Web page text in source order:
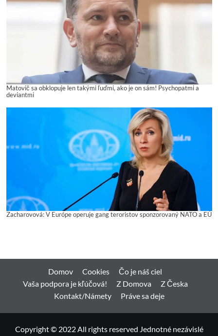
Matovič sa obklopuje len takými ľuďmi, ako je on sám! Psychopatmi a
deviantmi
Zacharovová: V Európe operuje gang teroristov sponzorovaný NATO a EÚ
Domov Cookies
Čo je náš ciel
Vaša podpora je kľúčová!
Z Domova
Z Česka
Kontakt/Námety
Práve sa deje
Copyright © 2022 All rights reserved Jednotné nezávislé